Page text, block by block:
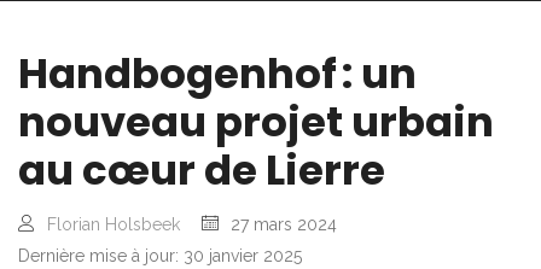
Handbogenhof : un
nouveau projet urbain
au cœur de Lierre
Florian Holsbeek
27 mars 2024
Dernière mise à jour: 30 janvier 2025